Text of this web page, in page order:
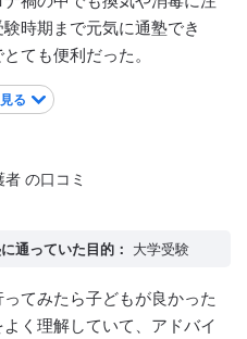
時期まで元気に通塾でき
ても便利だった。
学
る
の口コミ
通っていた目的： 大学受験
てみたら子どもが良かった
く理解していて、アドバイ